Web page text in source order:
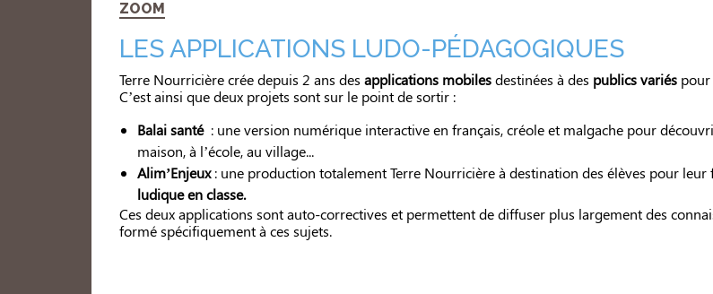
ZOOM
LES APPLICATIONS LUDO-PÉDAGOGIQUES
Terre Nourricière crée depuis 2 ans des applications mobilesdestinées à des publics variés pour
C’est ainsi que deux projets sont sur le point de sortir :
Balai santé : une version numérique interactive en français, créole et malgache pour
maison, à l’école, au village...
Alim’Enjeux: une production totalement Terre Nourricière à destination des élèves pour leur
ludique en classe.
Ces deux applications sont auto-correctives et permettent de diffuser plus largement des
formé spécifiquement à ces sujets.